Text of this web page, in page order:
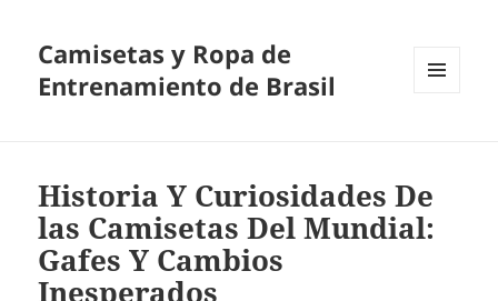
Camisetas y Ropa de
Entrenamiento de Brasil
Historia Y Curiosidades De
las Camisetas Del Mundial:
Gafes Y Cambios
Inesperados